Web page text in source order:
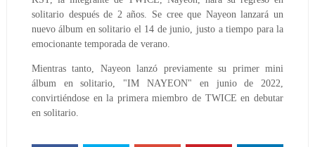
solitario después de 2 años. Se cree que Nayeon lanzará un
nuevo álbum en solitario el 14 de junio, justo a tiempo para la
emocionante temporada de verano.
Mientras tanto, Nayeon lanzó previamente su primer mini
álbum en solitario, "IM NAYEON" en junio de 2022,
convirtiéndose en la primera miembro de TWICE en debutar
en solitario.